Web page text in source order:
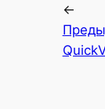
←